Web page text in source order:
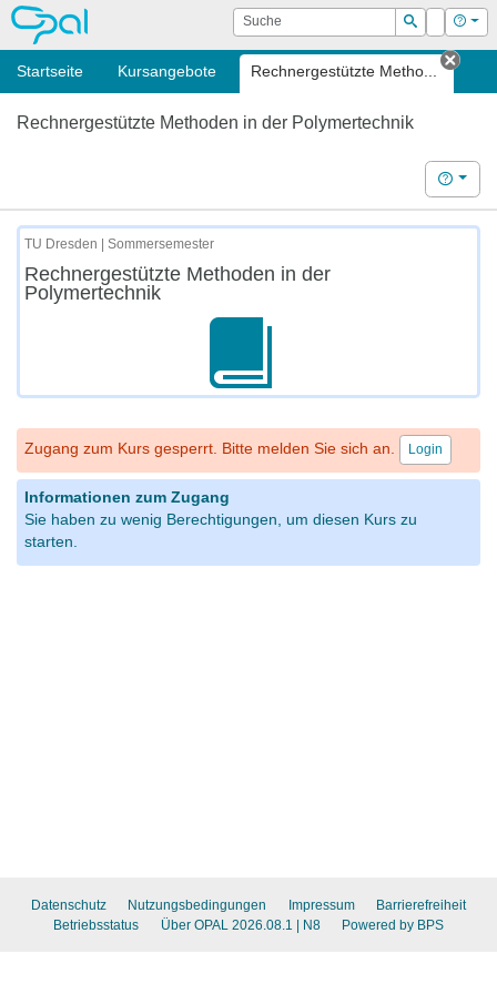
OPAL Suche
Suchen
Login Hilfe
Startseite Kursangebote Rechnergestützte Metho...
Tab
Rechnergestützte Methoden in der Polymertechnik
Hilfe
TU Dresden | Sommersemester
Rechnergestützte Methoden in der
Polymertechnik
Zugang zum Kurs gesperrt. Bitte melden Sie sich an. Login
Informationen zum Zugang
Sie haben zu wenig Berechtigungen, um diesen Kurs zu
starten.
Datenschutz Nutzungsbedingungen Impressum
Barrierefreiheit
Betriebsstatus
Über OPAL 2026.08.1 | N8 Powered by BPS